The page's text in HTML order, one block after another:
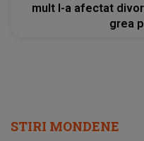
mult l-a afectat
grea
STIRI MONDENE